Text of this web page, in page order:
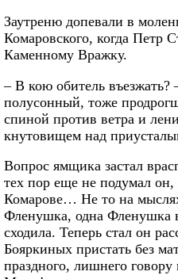
Заутреню допевали в
Комаровского, когда Петр
Каменному Вражку.
– В кою обитель въезжать?
полусонный, тоже
спиной против ветра и
кнутовищем над
Вопрос ямщика застал
тех пор еще не подумал он,
Комарове… Не то на
Фленушка, одна Фленушка
сходила. Теперь стал он
Бояркиных пристать без
праздного, лишнего